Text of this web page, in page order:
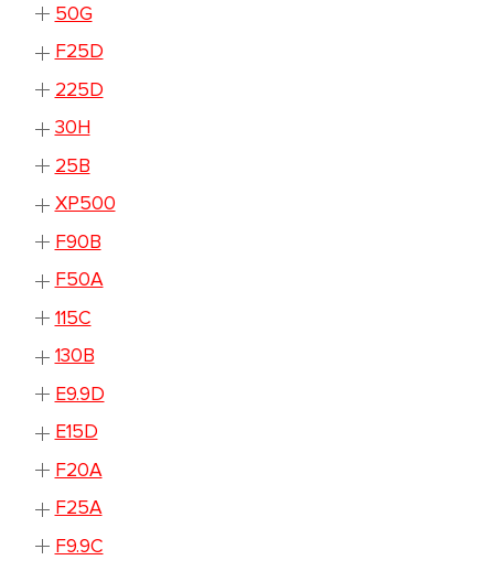
50G
F25D
225D
30H
25B
XP500
F90B
F50A
115C
130B
E9.9D
E15D
F20A
F25A
F9.9C